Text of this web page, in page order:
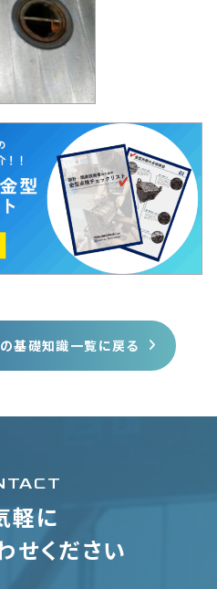
基礎知識一覧に戻る
軽に
せください